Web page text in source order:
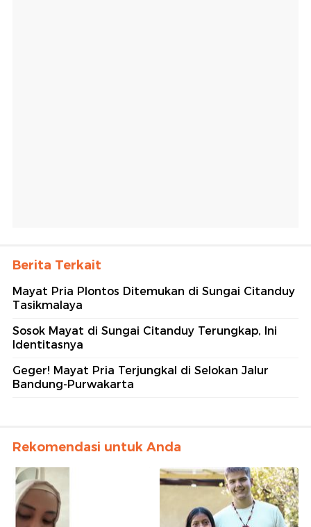
Berita Terkait
Mayat Pria Plontos Ditemukan di Sungai Citanduy
Tasikmalaya
Sosok Mayat di Sungai Citanduy Terungkap, Ini
Identitasnya
Geger! Mayat Pria Terjungkal di Selokan Jalur
Bandung-Purwakarta
Rekomendasi untuk Anda